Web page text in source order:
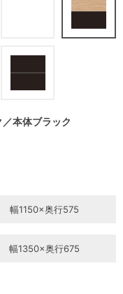
本体ブラック
幅1150×奥行575
幅1350×奥行675